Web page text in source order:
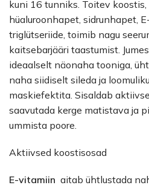
kuni 16 tunniks. Toitev koostis,
hüaluroonhapet, sidrunhapet,
triglütseriide, toimib nagu
kaitsebarjääri taastumist.
ideaalselt näonaha tooniga,
naha siidiselt sileda ja
maskiefektita. Sisaldab
saavutada kerge matistava ja
ummista poore.
Aktiivsed koostisosad
E-vitamiin aitab ühtlustada